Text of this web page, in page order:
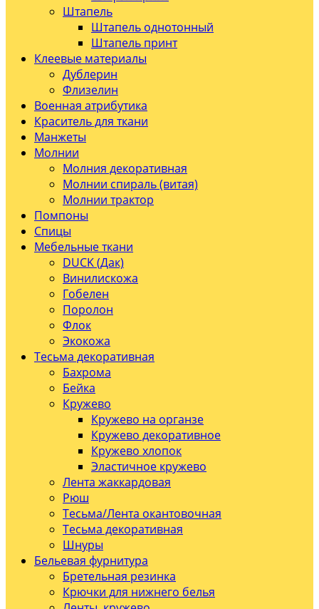
Штапель
Штапель однотонный
Штапель принт
Клеевые материалы
Дублерин
Флизелин
Военная атрибутика
Краситель для ткани
Манжеты
Молнии
Молния декоративная
Молнии спираль (витая)
Молнии трактор
Помпоны
Спицы
Мебельные ткани
DUCK (Дак)
Винилискожа
Гобелен
Поролон
Флок
Экокожа
Тесьма декоративная
Бахрома
Бейка
Кружево
Кружево на органзе
Кружево декоративное
Кружево хлопок
Эластичное кружево
Лента жаккардовая
Рюш
Тесьма/Лента окантовочная
Тесьма декоративная
Шнуры
Бельевая фурнитура
Бретельная резинка
Крючки для нижнего белья